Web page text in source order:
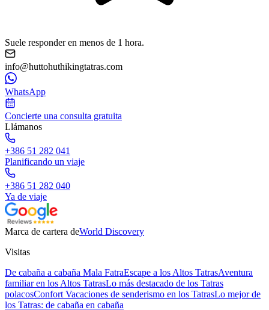
Suele responder en menos de 1 hora.
info@huttohuthikingtatras.com
WhatsApp
Concierte una consulta gratuita
Llámanos
+386 51 282 041
Planificando un viaje
+386 51 282 040
Ya de viaje
Marca de cartera deWorld Discovery
Visitas
De cabaña a cabaña Mala FatraEscape a los Altos TatrasAventura
familiar en los Altos TatrasLo más destacado de los Tatras
polacosConfort Vacaciones de senderismo en los TatrasLo mejor de
los Tatras: de cabaña en cabaña